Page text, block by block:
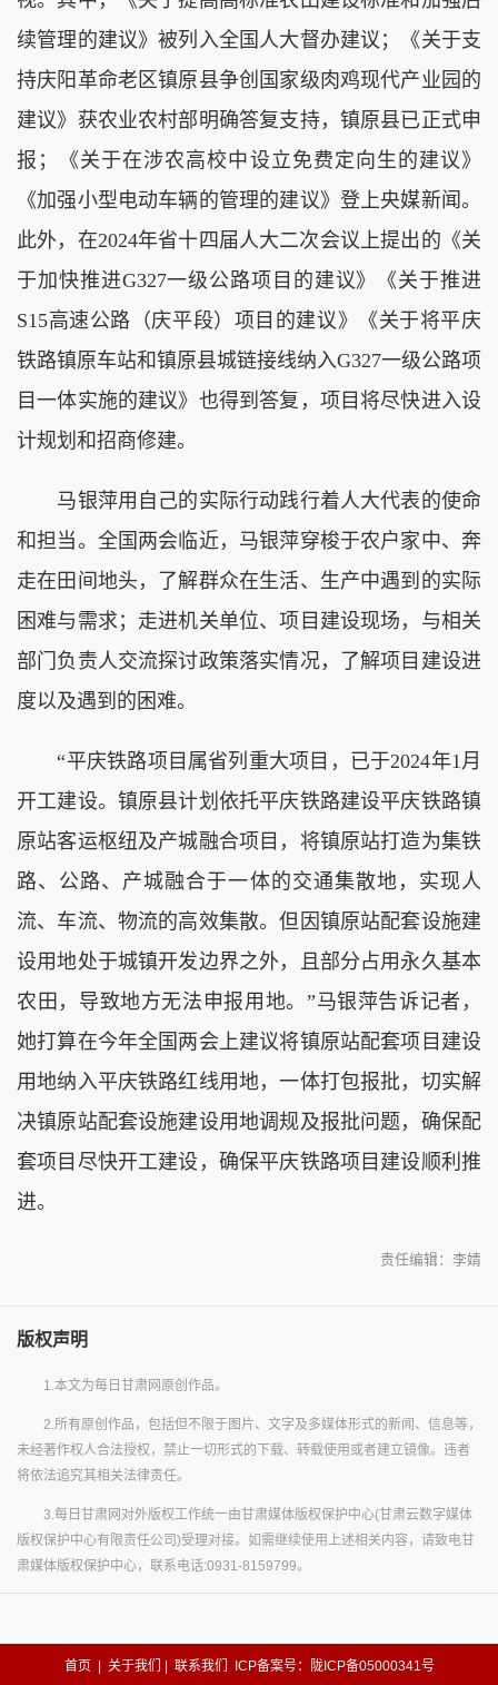
续管理的建议》被列入全国人大督办建议；《关于支
持庆阳革命老区镇原县争创国家级肉鸡现代产业园的
建议》获农业农村部明确答复支持，镇原县已正式申
报；《关于在涉农高校中设立免费定向生的建议》
《加强小型电动车辆的管理的建议》登上央媒新闻。
此外，在2024年省十四届人大二次会议上提出的《关
于加快推进G327一级公路项目的建议》《关于推进
S15高速公路（庆平段）项目的建议》《关于将平庆
铁路镇原车站和镇原县城链接线纳入G327一级公路项
目一体实施的建议》也得到答复，项目将尽快进入设
计规划和招商修建。
马银萍用自己的实际行动践行着人大代表的使命
和担当。全国两会临近，马银萍穿梭于农户家中、奔
走在田间地头，了解群众在生活、生产中遇到的实际
困难与需求；走进机关单位、项目建设现场，与相关
部门负责人交流探讨政策落实情况，了解项目建设进
度以及遇到的困难。
“平庆铁路项目属省列重大项目，已于2024年1月
开工建设。镇原县计划依托平庆铁路建设平庆铁路镇
原站客运枢纽及产城融合项目，将镇原站打造为集铁
路、公路、产城融合于一体的交通集散地，实现人
流、车流、物流的高效集散。但因镇原站配套设施建
设用地处于城镇开发边界之外，且部分占用永久基本
农田，导致地方无法申报用地。”马银萍告诉记者，
她打算在今年全国两会上建议将镇原站配套项目建设
用地纳入平庆铁路红线用地，一体打包报批，切实解
决镇原站配套设施建设用地调规及报批问题，确保配
套项目尽快开工建设，确保平庆铁路项目建设顺利推
进。
责任编辑：李婧
版权声明
1.本文为每日甘肃网原创作品。
2.所有原创作品，包括但不限于图片、文字及多媒体形式的新闻、信息等，
未经著作权人合法授权，禁止一切形式的下载、转载使用或者建立镜像。违者
将依法追究其相关法律责任。
3.每日甘肃网对外版权工作统一由甘肃媒体版权保护中心(甘肃云数字媒体
版权保护中心有限责任公司)受理对接。如需继续使用上述相关内容，请致电甘
肃媒体版权保护中心，联系电话:0931-8159799。
首页 关于我们 联系我们 ICP备案号：陇ICP备05000341号